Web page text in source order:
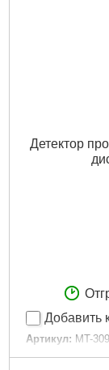
Детектор
Добавить
Артикул: MT-
Код товара: